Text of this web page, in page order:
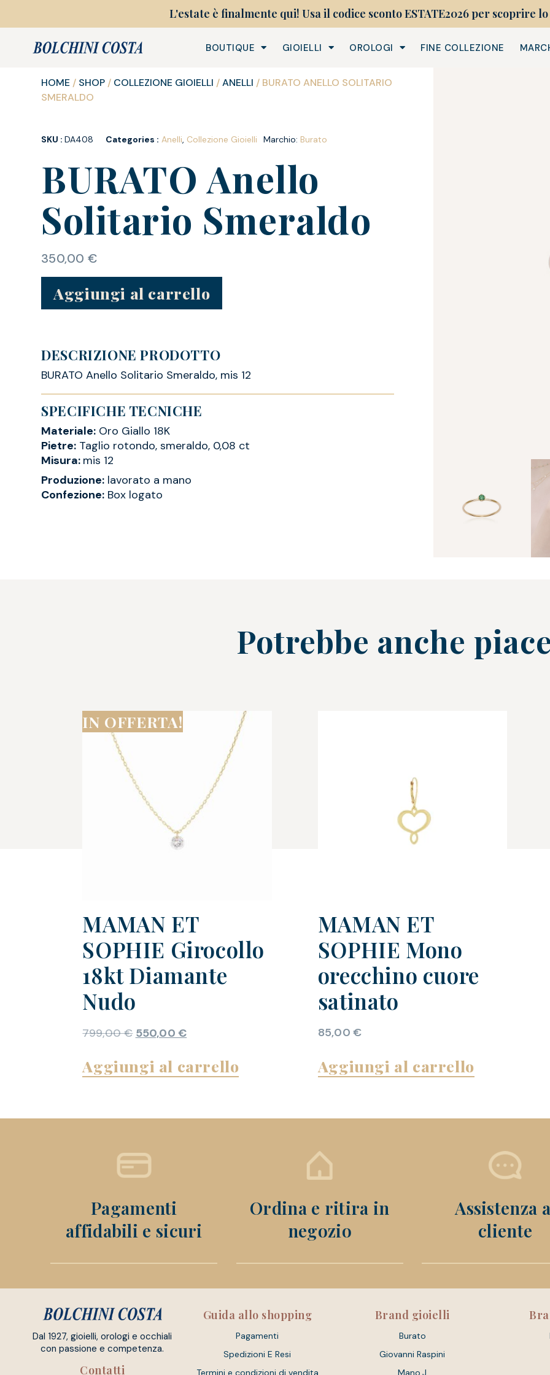
L'estate è finalmente qui! Usa il codice sconto ESTATE2026 per scoprire
BOUTIQUE GIOIELLI OROLOGI FINE COLLEZIONE
HOME / SHOP / COLLEZIONE GIOIELLI /ANELLI / BURATO ANELLO SOLITARIO
SMERALDO
SKU :DA408 Categories : Anelli, Collezione Gioielli Marchio: Burato
BURATO Anello
Solitario Smeraldo
350,00 €
Aggiungi al carrello
DESCRIZIONE PRODOTTO
BURATO Anello Solitario Smeraldo, mis 12
SPECIFICHE TECNICHE
Materiale: Oro Giallo 18K
Pietre: Taglio rotondo, smeraldo, 0,08 ct
Misura: mis 12
Produzione: lavorato a mano
Confezione: Box logato
Potrebbe anche
IN OFFERTA!
MAMAN ET
SOPHIE Girocollo
18kt Diamante
Nudo
799,00€ 550,00 €
Aggiungi al carrello
MAMAN ET
SOPHIE Mono
orecchino cuore
satinato
85,00 €
Aggiungi al carrello
Pagamenti
affidabili e sicuri
Ordina e ritira in
negozio
Assistenza
cliente
Dal 1927, gioielli, orologi e occhiali
con passione e competenza.
Contatti
Guida allo shopping
Pagamenti
Spedizioni E Resi
Brand gioielli
Burato
Giovanni Raspini